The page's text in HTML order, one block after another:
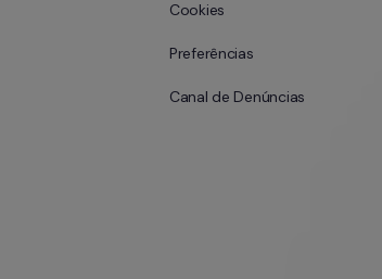
Cookies
Preferências
Canal de Denúncias